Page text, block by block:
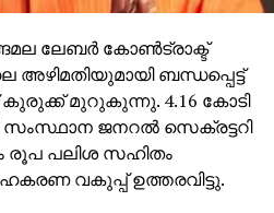
ലേബര്‍ കോണ്‍ട്രാക്ട്
ബന്ധപ്പെട്ട്
കുരുക്ക് മുറുകുന്നു. 4.16 കോടി
ജനറല്‍ സെക്രട്ടറി
പലിശ സഹിതം
വകുപ്പ് ഉത്തരവിട്ടു.